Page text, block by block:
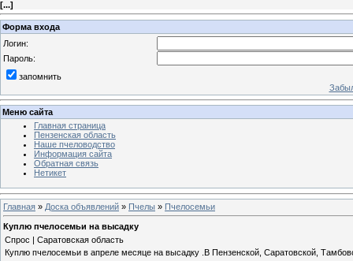
[...]
Форма входа
Логин:
Пароль:
запомнить
Меню сайта
Главная страница
Пензенская область
Наше пчеловодство
Информация сайта
Обратная связь
Нетикет
Главная » Доска объявлений » Пчелы » Пчелосемьи
Куплю пчелосемьи на высадку
Спрос | Саратовская область
Куплю пчелосемьи в апреле месяце на высадку .В Пензенской, Саратовской,